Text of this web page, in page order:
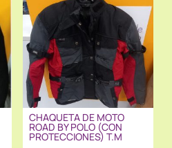
CHAQUETA DE MOTO
ROAD BY POLO (CON
PROTECCIONES) T.M